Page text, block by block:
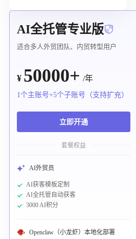
AI全托管专业版
适合多人外贸团队、内贸转型用户
¥ 50000+ /年
1个主账号+5个子账号（支持扩充）
立即开通
套餐权益
AI外贸员
AI获客模板定制
AI全托管自动获客
3000 AI积分
Openclaw（小龙虾）本地化部署